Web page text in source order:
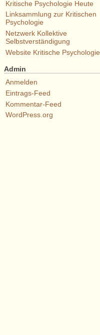
Kritische Psychologie Heute
Linksammlung zur Kritischen
Psychologie
Netzwerk Kollektive
Selbstverständigung
Website Kritische Psychologie
Admin
Anmelden
Eintrags-Feed
Kommentar-Feed
WordPress.org